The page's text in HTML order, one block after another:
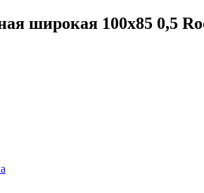
широкая 100х85 0,5